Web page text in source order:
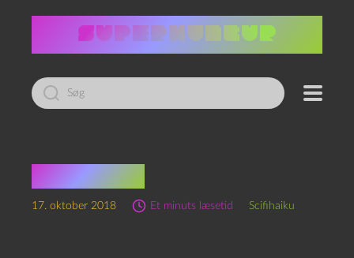
Led
efter:
Scifihaiku
17. oktober 2018 Et minuts læsetid Scifihaiku